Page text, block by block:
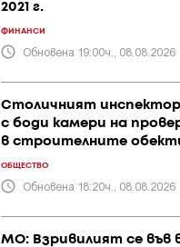
2021 г.
ФИНАНСИ
Обновена 19:00ч., 08.08.2026
Столичният
с боди камери на
в строителните
ОБЩЕСТВО
Обновена 18:20ч., 08.08.2026
МО: Взривилият се във